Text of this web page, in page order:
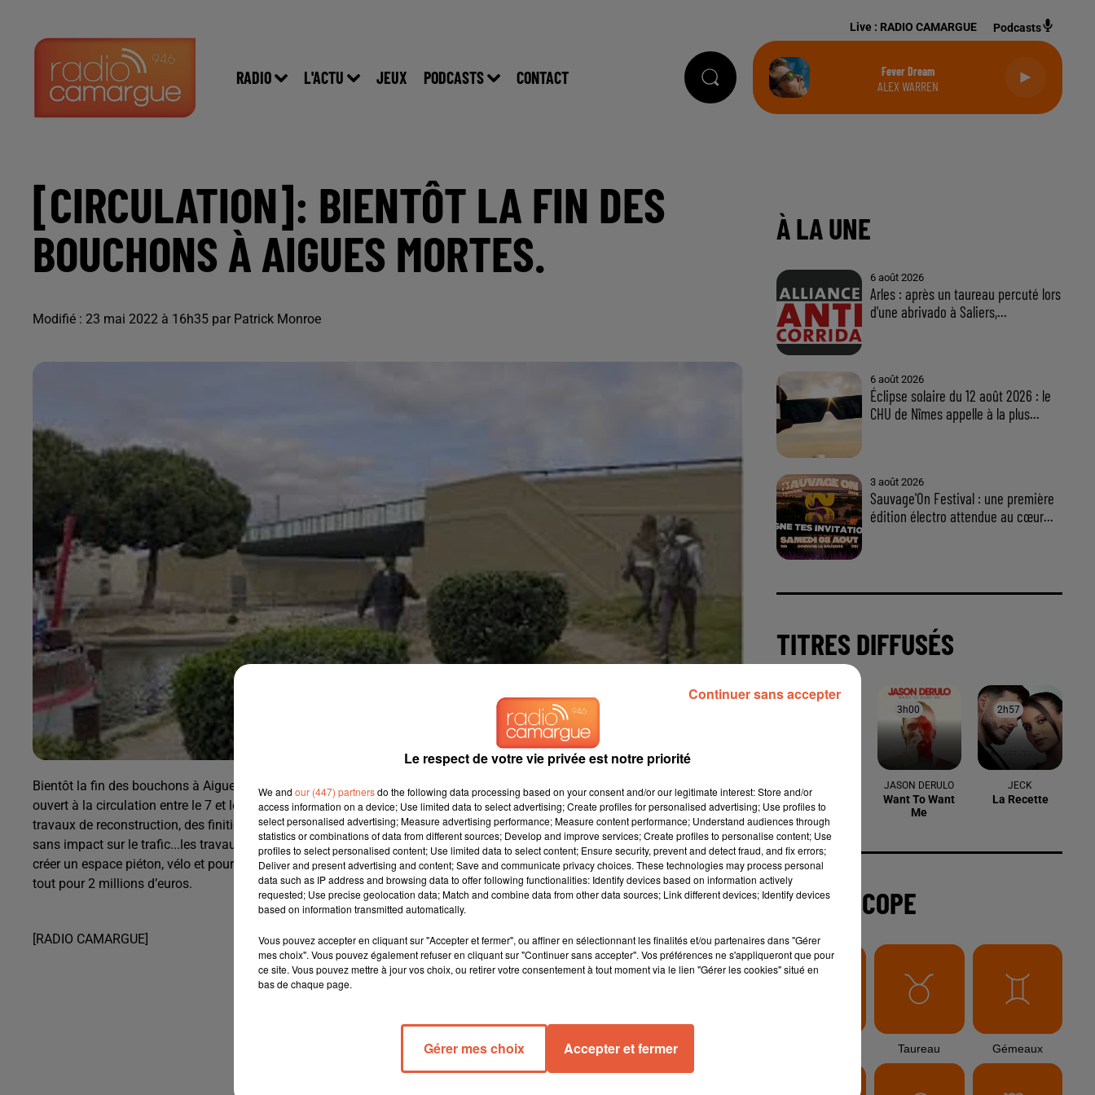
RADIO L'ACTU JEUX PODCASTS CONTACT
Live : RADIO CAMARGUE Podcasts
Fever Dream
ALEX WARREN
[CIRCULATION]: BIENTÔT LA FIN DES
BOUCHONS À AIGUES MORTES.
Modifié : 23 mai 2022 à 16h35 par Patrick Monroe
Bientôt la fin des bouchons à Aigues Mortes...le pont de Provence
ouvert à la circulation entre le 7 et le 10 juin après quasiment 6 mois de
travaux de reconstruction, des finitions seront réalisées le 30 juin mais
sans impact sur le trafic...les travaux ont permis d’élargir la voie et de
créer un espace piéton, vélo et pour les personnes à mobilité réduite, le
tout pour 2 millions d’euros.
[RADIO CAMARGUE]
6 août 2026
Arles : après un taureau percuté lors
d'une abrivado à Saliers,...
CHU de Nîmes appelle à la plus...
Sauvage'On Festival : une première
édition électro attendue au cœur...
Le respect de votre vie privée est notre priorité
We and our (447) partnersdo the following data processing based on your consent and/or our legitimate interest: Store and/or
access information on a device; Use limited data to select advertising; Create profiles for personalised advertising; Use profiles to
select personalised advertising; Measure advertising performance; Measure content performance; Understand audiences through
statistics or combinations of data from different sources; Develop and improve services; Create profiles to personalise content; Use
profiles to select personalised content; Use limited data to select content; Ensure security, prevent and detect fraud, and fix errors;
Deliver and present advertising and content; Save and communicate privacy choices. These technologies may process personal
data such as IP address and browsing data to offer following functionalities: Identify devices based on information actively
requested; Use precise geolocation data; Match and combine data from other data sources; Link different devices; Identify devices
based on information transmitted automatically.
Vous pouvez accepter en cliquant sur "Accepter et fermer", ou affiner en sélectionnant les finalités et/ou partenaires dans "Gérer
mes choix". Vous pouvez également refuser en cliquant sur "Continuer sans accepter". Vos préférences ne s'appliqueront que pour
ce site. Vous pouvez mettre à jour vos choix, ou retirer votre consentement à tout moment via le lien "Gérer les cookies" situé en
bas de chaque page.
Gérer mes choix Accepter et fermer
Continuer sans accepter